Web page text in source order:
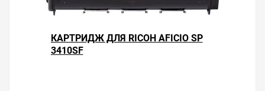
КАРТРИДЖ ДЛЯ RICOH AFICIO SP
3410SF